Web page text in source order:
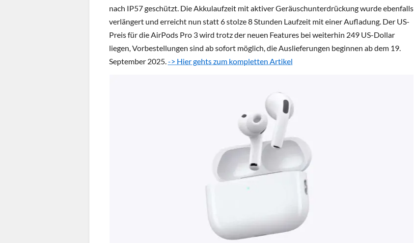
nach IP57 geschützt. Die Akkulaufzeit mit aktiver Geräuschunterdrückung wurde ebenfalls
verlängert und erreicht nun statt 6 stolze 8 Stunden Laufzeit mit einer Aufladung. Der US-
Preis für die AirPods Pro 3 wird trotz der neuen Features bei weiterhin 249 US-Dollar
liegen, Vorbestellungen sind ab sofort möglich, die Auslieferungen beginnen ab dem 19.
September 2025.-> Hier gehts zum kompletten Artikel